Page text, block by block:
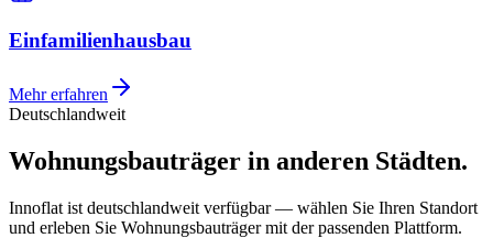
Einfamilienhausbau
Mehr erfahren
Deutschlandweit
Wohnungsbauträger in anderen Städten.
Innoflat ist deutschlandweit verfügbar — wählen Sie Ihren Standort
und erleben Sie Wohnungsbauträger mit der passenden Plattform.